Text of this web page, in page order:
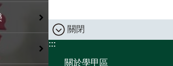
關閉
:::
關於學甲區